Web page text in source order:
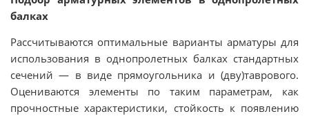
балках
Рассчитываются оптимальные варианты арматуры для
использования в однопролетных балках стандартных
сечений — в виде прямоугольника и (дву)таврового.
Оцениваются элементы по таким параметрам, как
прочностные характеристики, стойкость к появлению